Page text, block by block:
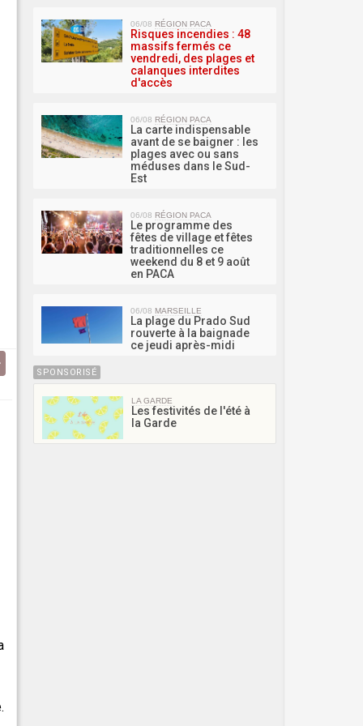
06/08 RÉGION PACA
Risques incendies : 48
massifs fermés ce
vendredi, des plages et
calanques interdites
d'accès
06/08 RÉGION PACA
La carte indispensable
avant de se baigner : les
plages avec ou sans
méduses dans le Sud-
Est
06/08 RÉGION PACA
Le programme des
fêtes de village et fêtes
traditionnelles ce
weekend du 8 et 9 août
en PACA
06/08 MARSEILLE
La plage du Prado Sud
rouverte à la baignade
ce jeudi après-midi
SPONSORISÉ
LA GARDE
Les festivités de l'été à
la Garde